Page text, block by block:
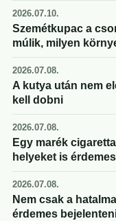
2026.07.10.
Szemétkupac a
múlik, milyen
2026.07.08.
A kutya után nem
kell dobni
2026.07.08.
Egy marék
helyeket is
2026.07.08.
Nem csak a
érdemes